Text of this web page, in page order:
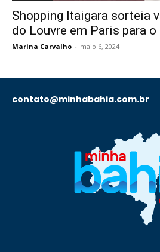
Shopping Itaigara sorteia
do Louvre em Paris para
Marina Carvalho - maio 6, 2024
contato@minhabahia.com.br